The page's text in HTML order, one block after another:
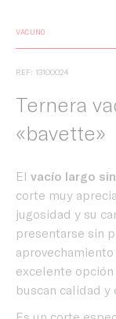
VACUNO
REF: 13100024
Ternera
«bavette»
El vacío largo
corte muy
jugosidad y su
presentarse sin
excelente
buscan calidad y